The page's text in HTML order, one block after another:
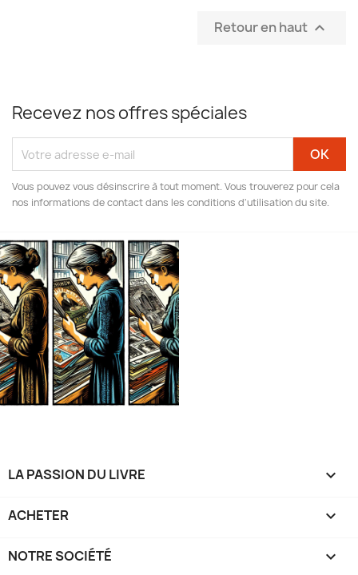
Retour en haut 
Recevez nos offres spéciales
Vous pouvez vous désinscrire à tout moment. Vous trouverez pour cela
nos informations de contact dans les conditions d'utilisation du site.
LA PASSION DU LIVRE 
ACHETER 
NOTRE SOCIÉTÉ 